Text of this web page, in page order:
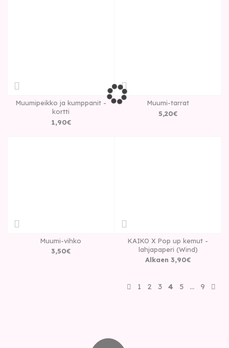
Muumipeikko ja kumppanit -
kortti
1,90€
Muumi-tarrat
5,20€
Muumi-vihko
3,50€
KAIKO X Pop up kemut -
lahjapaperi (Wind)
Alkaen 3,90€
1 2 3 4 5 … 9